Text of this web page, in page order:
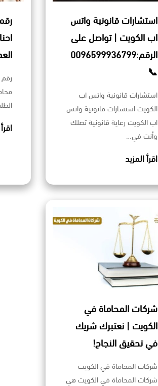
استشارات قانونية واتس
اب الكويت | تواصل على
الرقم:0096599936799
📞
استشارات قانونية واتس اب
الكويت استشارات قانونية واتس
اب الكويت رعاية قانونية تصلك
وأنت في…
اقرأ المزيد
شركات المحاماة في
الكويت | نعتبرك شريك
في تحقيق النجاح!
شركات المحاماة في الكويت
شركات المحاماة في الكويت هي